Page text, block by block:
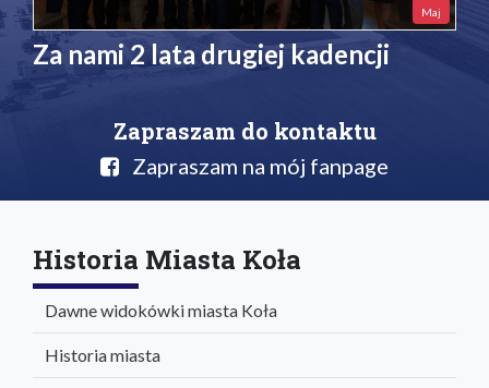
Maj
Za nami 2 lata drugiej kadencji
Zapraszam do kontaktu
Zapraszam na mój fanpage
Historia Miasta Koła
Dawne widokówki miasta Koła
Historia miasta